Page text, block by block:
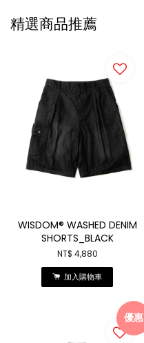
精選商品推薦
WISDOM® WASHED DENIM
SHORTS_BLACK
NT$ 4,880
加入購物車
優惠